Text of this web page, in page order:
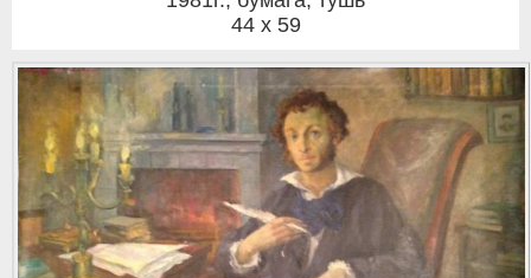
44 x 59